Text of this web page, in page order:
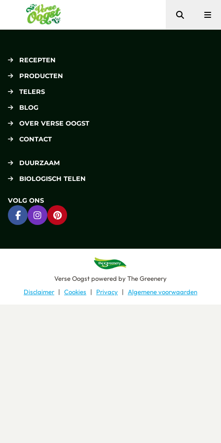
Verse Oogst
Zoeken
RECEPTEN
PRODUCTEN
TELERS
BLOG
OVER VERSE OOGST
CONTACT
DUURZAAM
BIOLOGISCH TELEN
VOLG ONS
Ga naar Facebook
Ga naar Instagram
Ga naar Pinterest
Verse Oogstpowered byThe Greenery
Disclaimer
Cookies Privacy Algemene voorwaarden